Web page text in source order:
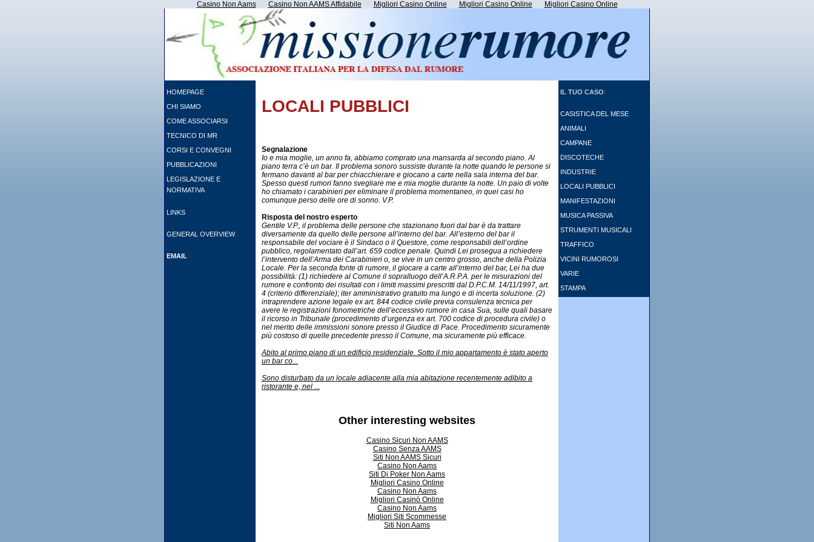
Casino Non Aams Casino Non AAMS Affidabile Migliori Casino Online Migliori Casino Online Migliori Casino Online
HOMEPAGE
CHI SIAMO
COME ASSOCIARSI
TECNICO DI MR
CORSI E CONVEGNI
PUBBLICAZIONI
LEGISLAZIONE E
NORMATIVA
LINKS
GENERAL OVERVIEW
EMAIL
LOCALI PUBBLICI
Segnalazione
Io e mia moglie, un anno fa, abbiamo comprato una mansarda al secondo piano. Al
piano terra c’è un bar. Il problema sonoro sussiste durante la notte quando le persone si
fermano davanti al bar per chiacchierare e giocano a carte nella sala interna del bar.
Spesso questi rumori fanno svegliare me e mia moglie durante la notte. Un paio di volte
ho chiamato i carabinieri per eliminare il problema momentaneo, in quei casi ho
comunque perso delle ore di sonno. V.P.
Risposta del nostro esperto
Gentile V.P., il problema delle persone che stazionano fuori dal bar è da trattare
diversamente da quello delle persone all’interno del bar. All’esterno del bar il
responsabile del vociare è il Sindaco o il Questore, come responsabili dell’ordine
pubblico, regolamentato dall’art. 659 codice penale. Quindi Lei prosegua a richiedere
l’intervento dell’Arma dei Carabinieri o, se vive in un centro grosso, anche della Polizia
Locale. Per la seconda fonte di rumore, il giocare a carte all’interno del bar, Lei ha due
possibilità: (1) richiedere al Comune il sopralluogo dell’A.R.P.A. per le misurazioni del
rumore e confronto dei risultati con i limiti massimi prescritti dal D.P.C.M. 14/11/1997, art.
4 (criterio differenziale); iter amministrativo gratuito ma lungo e di incerta soluzione. (2)
intraprendere azione legale ex art. 844 codice civile previa consulenza tecnica per
avere le registrazioni fonometriche dell’eccessivo rumore in casa Sua, sulle quali basare
il ricorso in Tribunale (procedimento d’urgenza ex art. 700 codice di procedura civile) o
nel merito delle immissioni sonore presso il Giudice di Pace. Procedimento sicuramente
più costoso di quelle precedente presso il Comune, ma sicuramente più efficace.
Abito al primo piano di un edificio residenziale. Sotto il mio appartamento è stato aperto
un bar co...
Sono disturbato da un locale adiacente alla mia abitazione recentemente adibito a
ristorante e, nel ...
Other interesting websites
Casino Sicuri Non AAMS
Casino Senza AAMS
Siti Non AAMS Sicuri
Casino Non Aams
Siti Di Poker Non Aams
Migliori Casino Online
Casino Non Aams
Migliori Casinò Online
Casino Non Aams
Migliori Siti Scommesse
Siti Non Aams
IL TUO CASO:
CASISTICA DEL MESE
ANIMALI
CAMPANE
DISCOTECHE
INDUSTRIE
LOCALI PUBBLICI
MANIFESTAZIONI
MUSICA PASSIVA
STRUMENTI MUSICALI
TRAFFICO
VICINI RUMOROSI
VARIE
STAMPA